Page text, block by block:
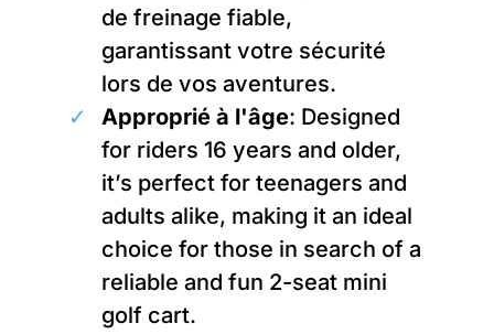
de freinage fiable,
garantissant votre sécurité
lors de vos aventures.
Approprié à l'âge: Designed
for riders 16 years and older,
it’s perfect for teenagers and
adults alike, making it an ideal
choice for those in search of a
reliable and fun 2-seat mini
golf cart.